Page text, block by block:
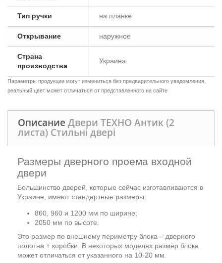
Тип ручки на планке
Открывание наружное
Страна
производства
Украина
Параметры продукции могут измениться без предварительного уведомления,
реальный цвет может отличаться от представленного на сайте
Описание Двери ТЕХНО Антик (2
листа) Стильні двері
Размеры дверного проема входной
двери
Большинство дверей, которые сейчас изготавливаются в
Украине, имеют стандартные размеры:
860, 960 и 1200 мм по ширине;
2050 мм по высоте.
Это размер по внешнему периметру блока – дверного
полотна + коробки. В некоторых моделях размер блока
может отличаться от указанного на 10-20 мм.